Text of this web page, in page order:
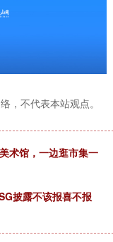
，不代表本站观点。
术馆，一边逛市集一
披露不该报喜不报